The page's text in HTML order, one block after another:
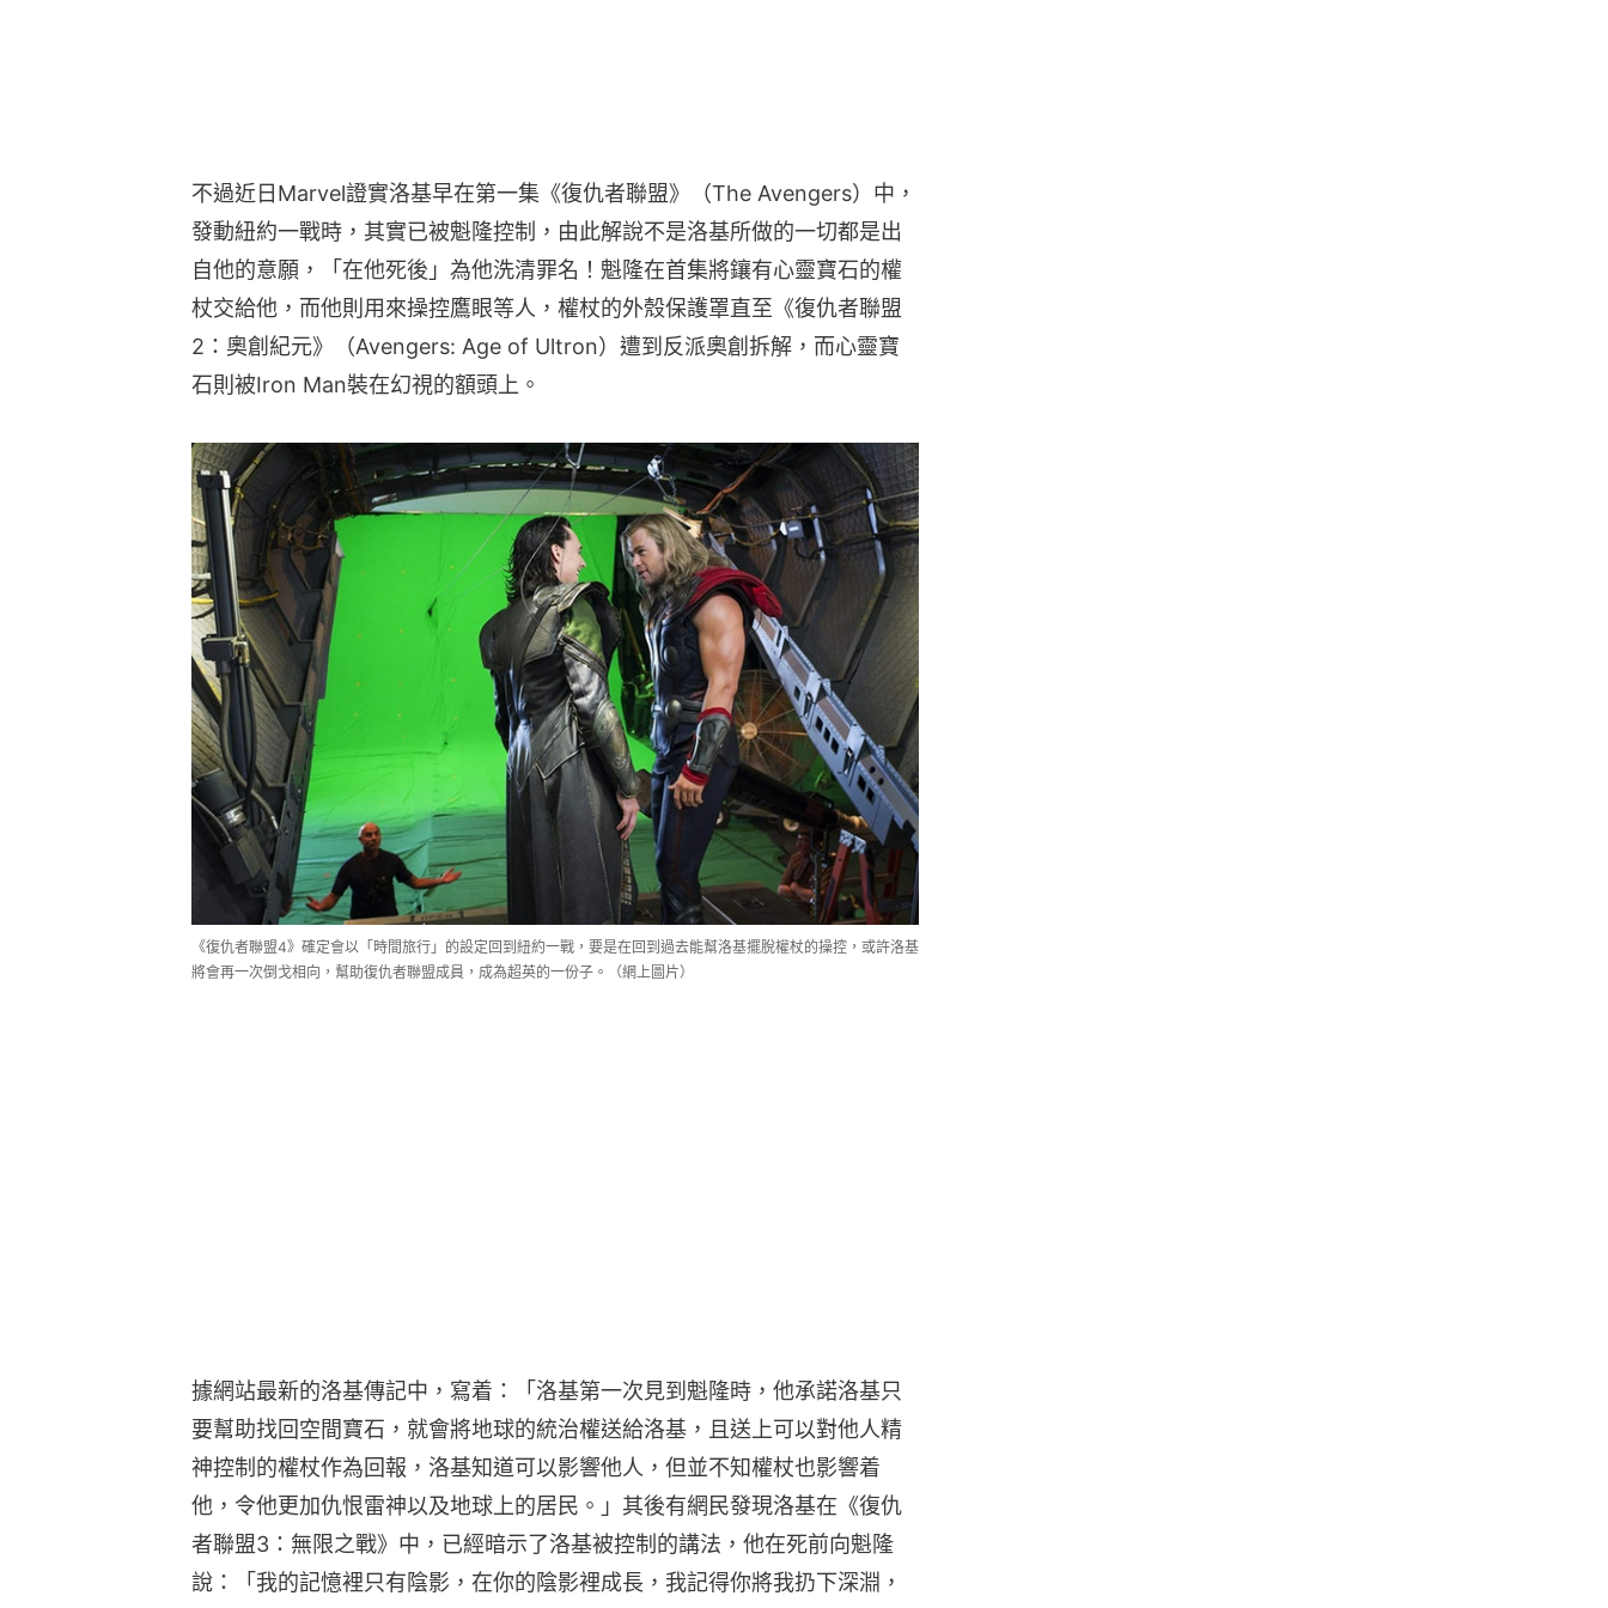
不過近日Marvel證實洛基早在第一集《復仇者聯盟》（The Avengers）中，
發動紐約一戰時，其實已被魁隆控制，由此解說不是洛基所做的一切都是出
自他的意願，「在他死後」為他洗清罪名！魁隆在首集將鑲有心靈寶石的權
杖交給他，而他則用來操控鷹眼等人，權杖的外殼保護罩直至《復仇者聯盟
2：奧創紀元》（Avengers: Age of Ultron）遭到反派奧創拆解，而心靈寶
石則被Iron Man裝在幻視的額頭上。
《復仇者聯盟4》確定會以「時間旅行」的設定回到紐約一戰，要是在回到過去能幫洛基擺脫權杖的操控，或許洛基
將會再一次倒戈相向，幫助復仇者聯盟成員，成為超英的一份子。（網上圖片）
據網站最新的洛基傳記中，寫着：「洛基第一次見到魁隆時，他承諾洛基只
要幫助找回空間寶石，就會將地球的統治權送給洛基，且送上可以對他人精
神控制的權杖作為回報，洛基知道可以影響他人，但並不知權杖也影響着
他，令他更加仇恨雷神以及地球上的居民。」其後有網民發現洛基在《復仇
者聯盟3：無限之戰》中，已經暗示了洛基被控制的講法，他在死前向魁隆
說：「我的記憶裡只有陰影，在你的陰影裡成長，我記得你將我扔下深淵，